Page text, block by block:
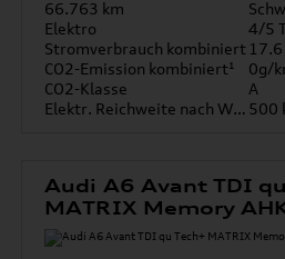
66.763 km
Elektro
4/5
Stromverbrauch kombiniert
CO2-Emission kombiniert¹
0g/
CO2-Klasse
A
Elektr. Reichweite nach WLTP* 500
Audi A6 Avant TDI
MATRIX Memory